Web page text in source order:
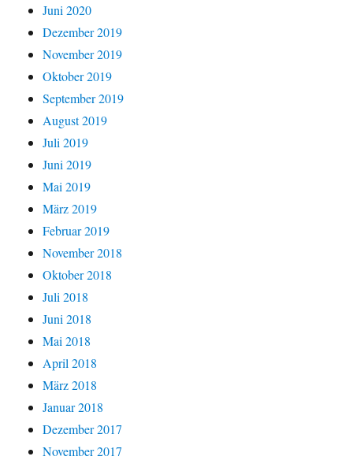
Juni 2020
Dezember 2019
November 2019
Oktober 2019
September 2019
August 2019
Juli 2019
Juni 2019
Mai 2019
März 2019
Februar 2019
November 2018
Oktober 2018
Juli 2018
Juni 2018
Mai 2018
April 2018
März 2018
Januar 2018
Dezember 2017
November 2017